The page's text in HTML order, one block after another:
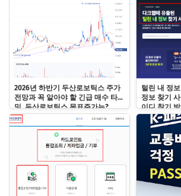
2026년 하반기 두산로보틱스 주가
전망과 꼭 알아야 할 긴급 매수 타이
밍, 두산로보틱스 목표주가는?
털린 내 정
정보 찾기
이디 찾기